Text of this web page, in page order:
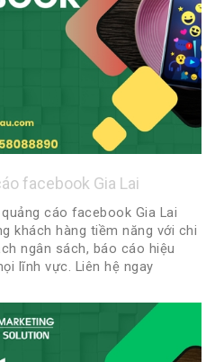
facebook Gia Lai
cáo facebook Gia Lai
khách hàng tiềm năng với chi
ngân sách, báo cáo hiệu
lĩnh vực. Liên hệ ngay
hợp nhất!